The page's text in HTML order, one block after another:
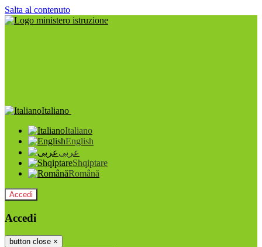
Salta al contenuto
Italiano
Italiano
English
عربى
Shqiptare
Română
Accedi
Accedi
button close ×